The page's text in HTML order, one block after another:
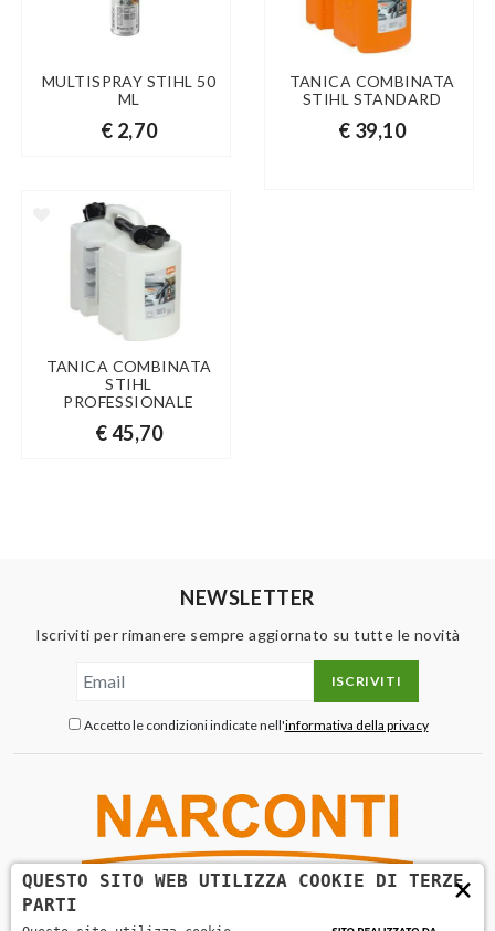
MULTISPRAY STIHL 50
ML
€ 2,70
TANICA COMBINATA
STIHL STANDARD
€ 39,10
TANICA COMBINATA
STIHL
PROFESSIONALE
€ 45,70
NEWSLETTER
Iscriviti per rimanere sempre aggiornato su tutte le novità
ISCRIVITI
Accetto le condizioni indicate nell'informativa della privacy
×
QUESTO SITO WEB UTILIZZA COOKIE DI TERZE
PARTI